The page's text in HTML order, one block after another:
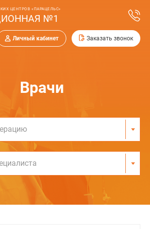
ЦЕНТРОВ «ПАРАЦЕЛЬС»
№1
Личный кабинет Заказать звонок
Врачи